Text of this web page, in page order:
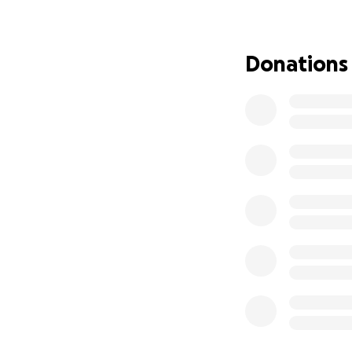
mobile
Donations